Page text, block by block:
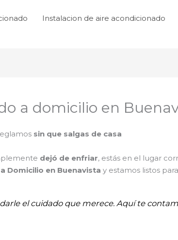
Instalacion de aire acondicionado
a domicilio en
sin que salgas de casa
dejó de enfriar, estás en el lugar
Domicilio en Buenavista y estamos listos
el cuidado que merece. Aquí te